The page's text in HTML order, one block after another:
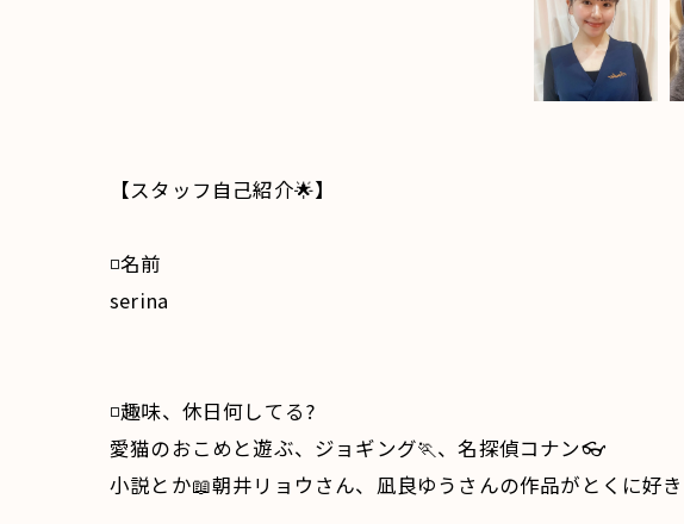
【スタッフ自己紹介🌟】
◽️名前
serina
◽️趣味、休日何してる?
愛猫のおこめと遊ぶ、ジョギング🏃、名探偵コナン👓
小説とか📖朝井リョウさん、凪良ゆうさんの作品がとくに好き